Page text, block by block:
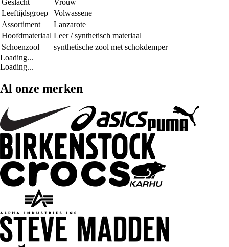
Geslacht
Vrouw
Leeftijdsgroep
Volwassene
Assortiment
Lanzarote
Hoofdmateriaal Leer / synthetisch materiaal
Schoenzool
synthetische zool met schokdemper
Loading...
Loading...
Al onze merken